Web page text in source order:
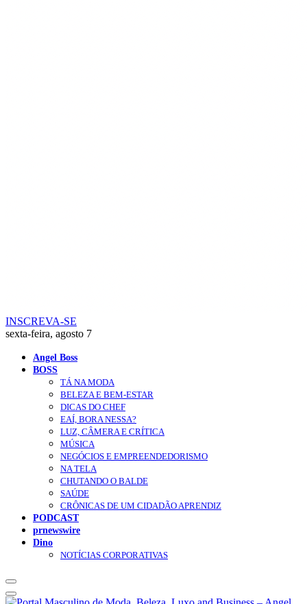
INSCREVA-SE
sexta-feira, agosto 7
Angel Boss
BOSS
TÁ NA MODA
BELEZA E BEM-ESTAR
DICAS DO CHEF
EAÍ, BORA NESSA?
LUZ, CÂMERA E CRÍTICA
MÚSICA
NEGÓCIOS E EMPREENDEDORISMO
NA TELA
CHUTANDO O BALDE
SAÚDE
CRÔNICAS DE UM CIDADÃO APRENDIZ
PODCAST
prnewswire
Dino
NOTÍCIAS CORPORATIVAS